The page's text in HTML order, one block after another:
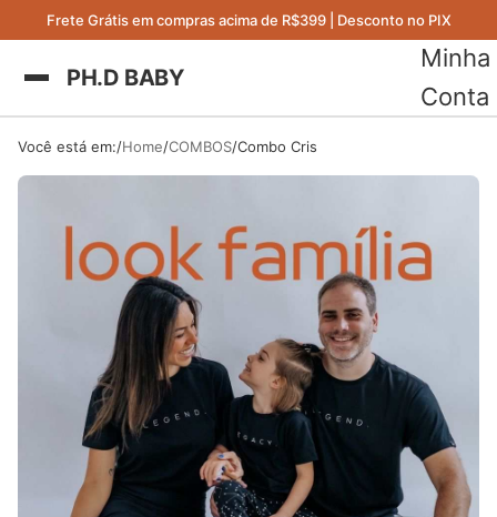
Frete Grátis em compras acima de R$399 | Desconto no PIX
PH.D BABY
Minha
Conta
Você está em: Home COMBOS Combo Cris